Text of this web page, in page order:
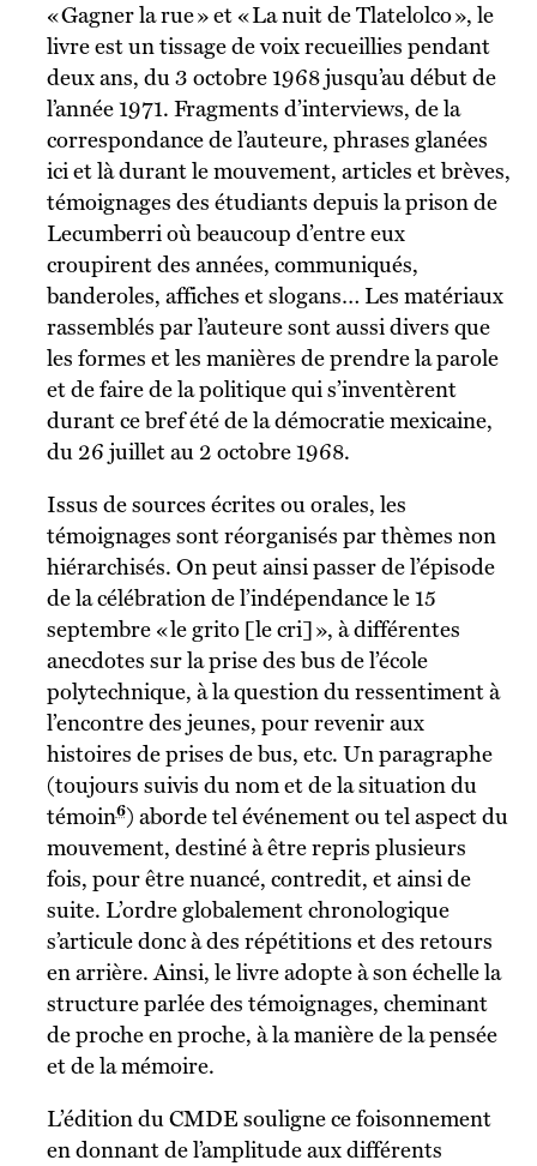
« Gagner la rue » et « La nuit de Tlatelolco », le
livre est un tissage de voix recueillies pendant
deux ans, du 3 octobre 1968 jusqu’au début de
l’année 1971. Fragments d’interviews, de la
correspondance de l’auteure, phrases glanées
ici et là durant le mouvement, articles et brèves,
témoignages des étudiants depuis la prison de
Lecumberri où beaucoup d’entre eux
croupirent des années, communiqués,
banderoles, affiches et slogans… Les matériaux
rassemblés par l’auteure sont aussi divers que
les formes et les manières de prendre la parole
et de faire de la politique qui s’inventèrent
durant ce bref été de la démocratie mexicaine,
du 26 juillet au 2 octobre 1968.
Issus de sources écrites ou orales, les
témoignages sont réorganisés par thèmes non
hiérarchisés. On peut ainsi passer de l’épisode
de la célébration de l’indépendance le 15
septembre « le grito [le cri] », à différentes
anecdotes sur la prise des bus de l’école
polytechnique, à la question du ressentiment à
l’encontre des jeunes, pour revenir aux
histoires de prises de bus, etc. Un paragraphe
(toujours suivis du nom et de la situation du
témoin6) aborde tel événement ou tel aspect du
mouvement, destiné à être repris plusieurs
fois, pour être nuancé, contredit, et ainsi de
suite. L’ordre globalement chronologique
s’articule donc à des répétitions et des retours
en arrière. Ainsi, le livre adopte à son échelle la
structure parlée des témoignages, cheminant
de proche en proche, à la manière de la pensée
et de la mémoire.
L’édition du CMDE souligne ce foisonnement
en donnant de l’amplitude aux différents